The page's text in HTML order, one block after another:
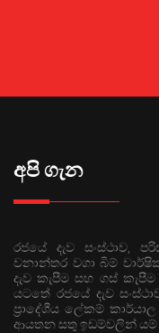
අපි ගැන
රජයේ දැව සංස්ථාව,
වනාන්තර වගා බිම්
දැව කැපීම සහ ගස්
යටතේ රජයේ දැව
ප්‍රාදේශීය ලේකම්
ආයතන සතු ඉඩම්වලින් යම්